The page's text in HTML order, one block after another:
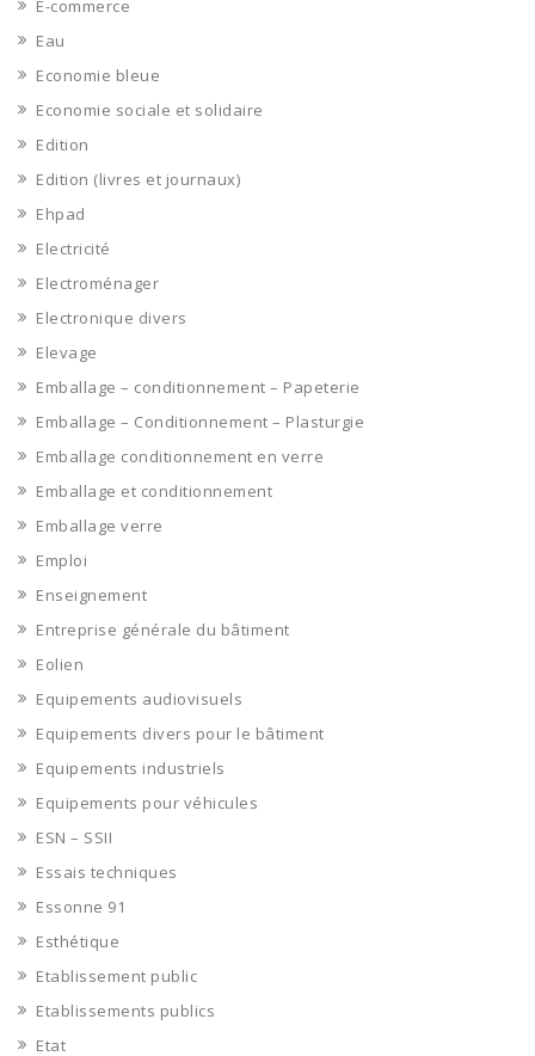
E-commerce
Eau
Economie bleue
Economie sociale et solidaire
Edition
Edition (livres et journaux)
Ehpad
Electricité
Electroménager
Electronique divers
Elevage
Emballage – conditionnement – Papeterie
Emballage – Conditionnement – Plasturgie
Emballage conditionnement en verre
Emballage et conditionnement
Emballage verre
Emploi
Enseignement
Entreprise générale du bâtiment
Eolien
Equipements audiovisuels
Equipements divers pour le bâtiment
Equipements industriels
Equipements pour véhicules
ESN – SSII
Essais techniques
Essonne 91
Esthétique
Etablissement public
Etablissements publics
Etat